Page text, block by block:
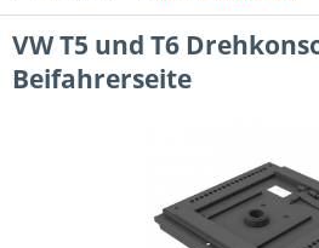
VW T5 und T6
Beifahrerseite